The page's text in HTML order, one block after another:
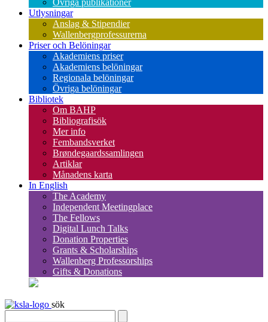
Övriga publikationer
Utlysningar
Anslag & Stipendier
Wallenbergprofessurerna
Priser och Belöningar
Akademiens priser
Akademiens belöningar
Regionala belöningar
Övriga belöningar
Bibliotek
Om BAHP
Bibliografisök
Mer info
Fembandsverket
Brøndegaardssamlingen
Artiklar
Månadens karta
In English
The Academy
Independent Meetingplace
The Fellows
Digital Lunch Talks
Donation Properties
Grants & Scholarships
Wallenberg Professorships
Gifts & Donations
sök